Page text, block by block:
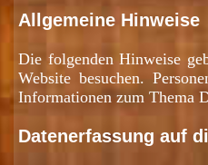
Allgemeine Hinweise
Die folgenden Hinweise
Website besuchen.
Informationen zum Thema
Datenerfassung auf